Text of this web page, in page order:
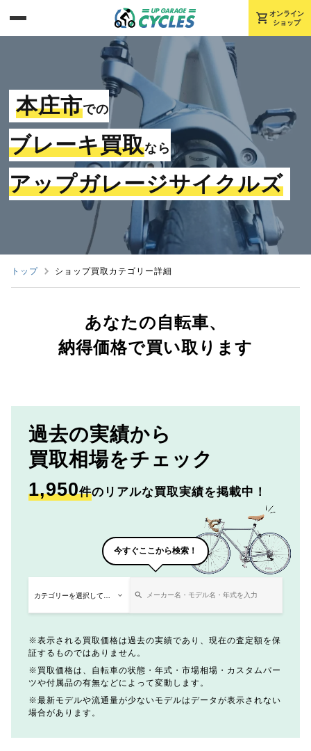
shopping_cart オンライン
ショップ
本庄市での
ブレーキ買取なら
アップガレージサイクルズ
トップ ショップ買取カテゴリー詳細
あなたの自転車、
納得価格で買い取ります
過去の実績から
買取相場をチェック
1,950件のリアルな買取実績を掲載中！
今すぐここから検索！
表示される買取価格は過去の実績であり、現在の査定額を保
証するものではありません。
買取価格は、自転車の状態・年式・市場相場・カスタムパー
ツや付属品の有無などによって変動します。
最新モデルや流通量が少ないモデルはデータが表示されない
場合があります。